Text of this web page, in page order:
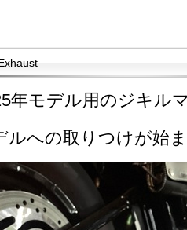
年モデル用のジキル
ルへの取りつけが始